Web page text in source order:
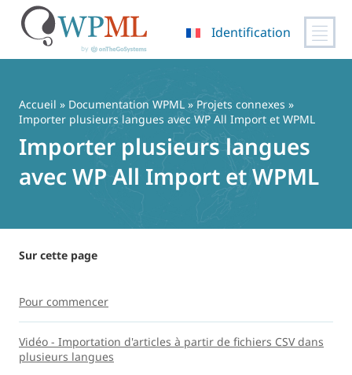
contenu
Identification
Accueil » Documentation WPML » Projets connexes »
Importer plusieurs langues avec WP All Import et WPML
Importer plusieurs langues
avec WP All Import et WPML
Sur cette page
Pour commencer
Vidéo - Importation d'articles à partir de fichiers CSV dans
plusieurs langues